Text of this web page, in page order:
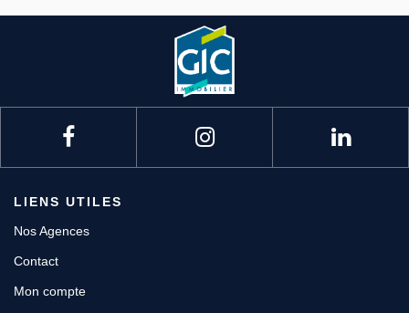
LIENS UTILES
Nos Agences
Contact
Mon compte